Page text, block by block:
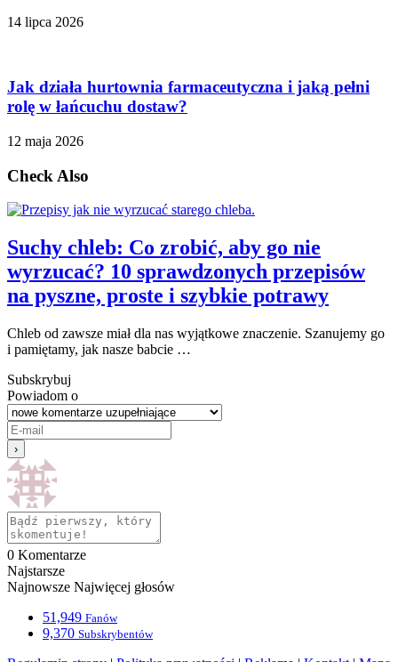
14 lipca 2026
Jak działa hurtownia farmaceutyczna i jaką pełni
rolę w łańcuchu dostaw?
12 maja 2026
Check Also
Suchy chleb: Co zrobić, aby go nie
wyrzucać? 10 sprawdzonych przepisów
na pyszne, proste i szybkie potrawy
Chleb od zawsze miał dla nas wyjątkowe znaczenie. Szanujemy go
i pamiętamy, jak nasze babcie …
Subskrybuj
Powiadom o
0 Komentarze
Najstarsze
Najnowsze Najwięcej głosów
51,949 Fanów
9,370 Subskrybentów